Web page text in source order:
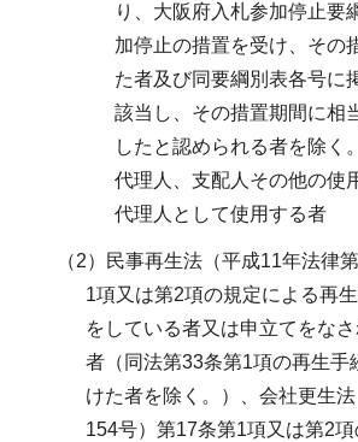
り、大阪府入札参加停止要
加停止の措置を受け、その
た者及び同要綱別表各号に
該当し、その措置期間に相
したと認められる者を除く
代理人、支配人その他の使
代理人として使用する者
（2）民事再生法（平成11年法律
1項又は第2項の規定による再
をしている者又は申立てをな
者（同法第33条第1項の再生手
けた者を除く。）、会社更生
154号）第17条第1項又は第2項